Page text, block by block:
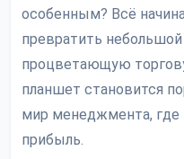
особенным? Всё
превратить
процветающую
планшет становится
мир менеджмента, где
прибыль.